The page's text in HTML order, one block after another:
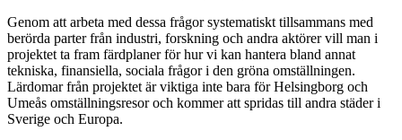
Genom att arbeta med dessa frågor systematiskt tillsammans med
berörda parter från industri, forskning och andra aktörer vill man i
projektet ta fram färdplaner för hur vi kan hantera bland annat
tekniska, finansiella, sociala frågor i den gröna omställningen.
Lärdomar från projektet är viktiga inte bara för Helsingborg och
Umeås omställningsresor och kommer att spridas till andra städer i
Sverige och Europa.